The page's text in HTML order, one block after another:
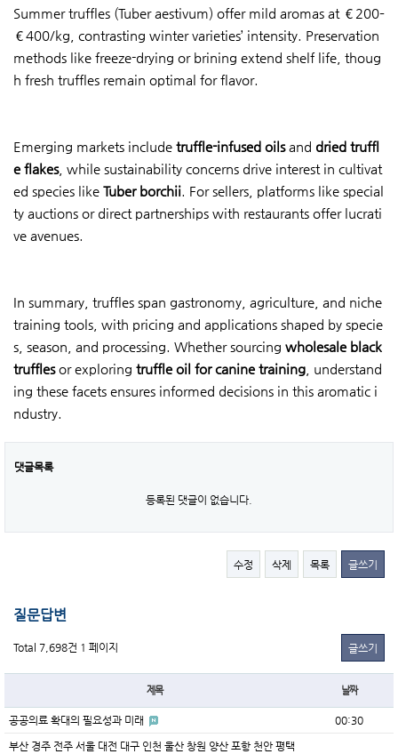
Summer truffles (Tuber aestivum) offer mild aromas at €200–
€400/kg, contrasting winter varieties’ intensity. Preservation
methods like freeze-drying or brining extend shelf life, thoug
h fresh truffles remain optimal for flavor.
Emerging markets include truffle-infused oilsand dried truffl
e flakes, while sustainability concerns drive interest in cultivat
ed species like Tuber borchii . For sellers, platforms like special
ty auctions or direct partnerships with restaurants offer lucrati
ve avenues.
In summary, truffles span gastronomy, agriculture, and niche
training tools, with pricing and applications shaped by specie
s, season, and processing. Whether sourcing wholesale black
trufflesor exploring truffle oil for canine training , understand
ing these facets ensures informed decisions in this aromatic i
ndustry.
댓글목록
등록된 댓글이 없습니다.
수정 삭제 목록 글쓰기
질문답변
Total 7,698건 1 페이지 글쓰기
제목 날짜
공공의료 확대의 필요성과 미래 00:30
부산 경주 전주 서울 대전 대구 인천 울산 창원 양산 포항 천안 평택